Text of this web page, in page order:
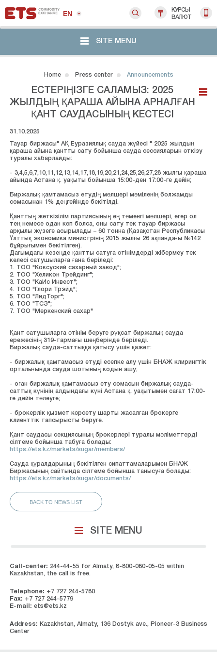
EN
КУРСЫ
ВАЛЮТ
SITE MENU
Home Press center Announcements
ЕСТЕРІҢІЗГЕ САЛАМЫЗ: 2025
ЖЫЛДЫҢ ҚАРАША АЙЫНА АРНАЛҒАН
ҚАНТ САУДАСЫНЫҢ КЕСТЕСІ
31.10.2025
Тауар биржасы" АҚ Еуразиялық сауда жүйесі " 2025 жылдың
қараша айына қантты сату бойынша сауда сессияларын өткізу
туралы хабарлайды:
- 3,4,5,6,7,10,11,12,13,14,17,18,19,20,21,24,25,26,27,28 жылғы қараша
айында Астана қ. уақыты бойынша 15:00-ден 17:00-ге дейін;
Биржалық қамтамасыз етудің мөлшері мәміленің болжамды
сомасынан 1% деңгейінде бекітілді.
Қанттың жеткізілім партиясының ең төменгі мөлшері, егер ол
тең немесе одан көп болса, оны сату тек тауар биржасы
арқылы жүзеге асырылады – 60 тонна (Қазақстан Республикасы
Ұлттық экономика министрінің 2015 жылғы 26 ақпандағы №142
бұйрығымен бекітілген).
Дағымдағы кезеңде қантты сатуға өтінімдерді жібермеу тек
келесі сатушыларға ғана беріледі:
1. ТОО "Коксуский сахарный завод";
2. ТОО "Хеликон Трейдинг";
3. ТОО "КаИс Инвест";
4. ТОО "Глори Трэйд";
5. ТОО "ЛидТорг";
6. ТОО "ТСЗ";
7. ТОО "Меркенский сахар"
Қант сатушыларға өтінім беруге рұқсат биржалық сауда
ережесінің 319-тармағы шеңберінде беріледі.
Биржалық сауда-саттыққа қатысу үшін қажет:
- биржалық қамтамасыз етуді есепке алу үшін БНАЖ клирингтік
орталығында сауда шотының кодын ашу;
- оған биржалық қамтамасыз ету сомасын биржалық сауда-
саттық күнінің алдындағы күні Астана қ. уақытымен сағат 17:00-
ге дейін төлеуге;
- брокерлік қызмет көрсету шарты жасалған брокерге
клиенттік тапсырысты беруге.
Қант саудасы секциясының брокерлері туралы мәліметтерді
сілтеме бойынша табуға болады:
https://ets.kz/markets/sugar/members/
Сауда құралдарының бекітілген сипаттамаларымен БНАЖ
Биржасының сайтында сілтеме бойынша танысуға болады:
https://ets.kz/markets/sugar/documents/
BACK TO NEWS LIST
SITE MENU
Call-center: 244-44-55 for Almaty, 8-800-080-05-05 within
Kazakhstan, the call is free.
Telephone: +7 727 244-5780
Fax: +7 727 244-5779
E-mail: ets@ets.kz
Address: Kazakhstan, Almaty, 136 Dostyk ave., Pioneer-3 Business
Center